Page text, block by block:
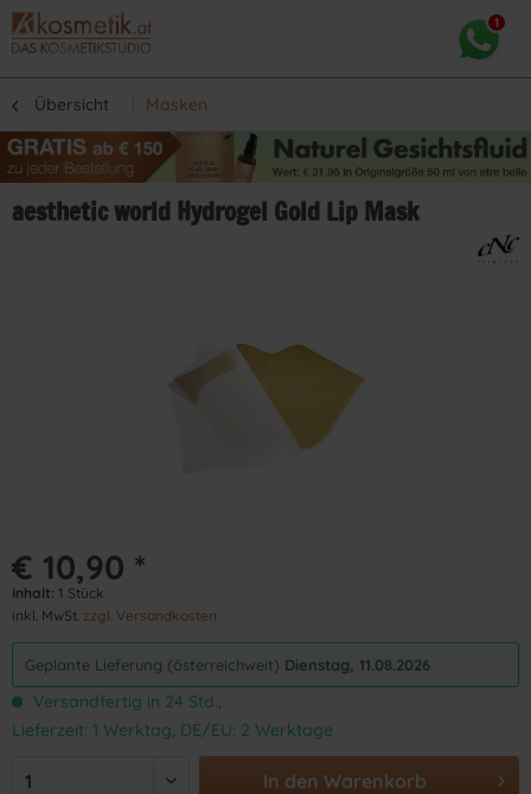
Übersicht Masken
aesthetic world Hydrogel Gold Lip Mask
€ 10,90 *
Inhalt: 1 Stück
inkl. MwSt. zzgl. Versandkosten
Geplante Lieferung (österreichweit) Dienstag, 11.08.2026
Versandfertig in 24 Std.,
Lieferzeit: 1 Werktag, DE/EU: 2 Werktage
In den Warenkorb